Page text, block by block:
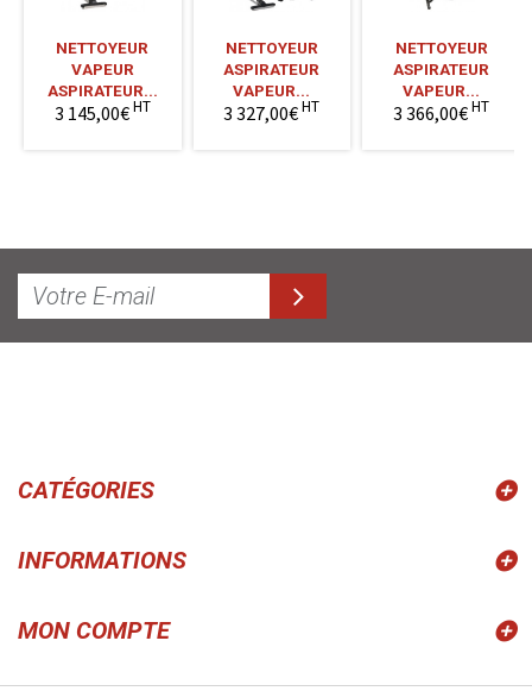
NETTOYEUR
VAPEUR
ASPIRATEUR...
3 145,00€HT
NETTOYEUR
ASPIRATEUR
VAPEUR...
3 327,00€ HT
NETTOYEUR
ASPIRATEUR
VAPEUR...
3 366,00€HT
CATÉGORIES
INFORMATIONS
MON COMPTE